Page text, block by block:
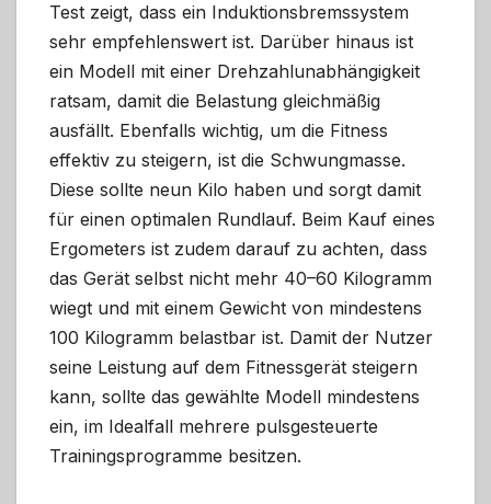
Test zeigt, dass ein Induktionsbremssystem
sehr empfehlenswert ist. Darüber hinaus ist
ein Modell mit einer Drehzahlunabhängigkeit
ratsam, damit die Belastung gleichmäßig
ausfällt. Ebenfalls wichtig, um die Fitness
effektiv zu steigern, ist die Schwungmasse.
Diese sollte neun Kilo haben und sorgt damit
für einen optimalen Rundlauf. Beim Kauf eines
Ergometers ist zudem darauf zu achten, dass
das Gerät selbst nicht mehr 40–60 Kilogramm
wiegt und mit einem Gewicht von mindestens
100 Kilogramm belastbar ist. Damit der Nutzer
seine Leistung auf dem Fitnessgerät steigern
kann, sollte das gewählte Modell mindestens
ein, im Idealfall mehrere pulsgesteuerte
Trainingsprogramme besitzen.